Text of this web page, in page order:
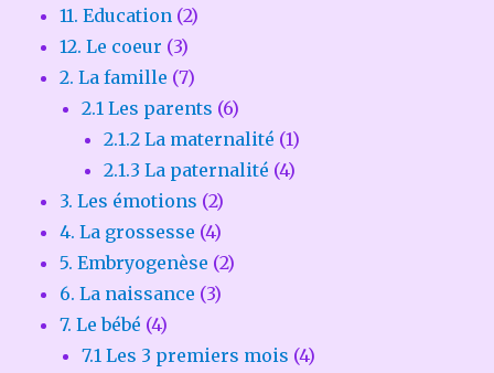
11. Education (2)
12. Le coeur (3)
2. La famille (7)
2.1 Les parents (6)
2.1.2 La maternalité (1)
2.1.3 La paternalité (4)
3. Les émotions (2)
4. La grossesse (4)
5. Embryogenèse (2)
6. La naissance (3)
7. Le bébé (4)
7.1 Les 3 premiers mois (4)